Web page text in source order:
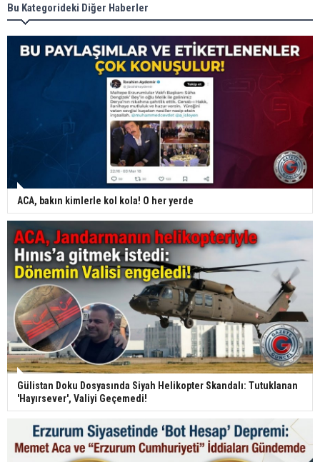
Bu Kategorideki Diğer Haberler
ACA, bakın kimlerle kol kola! O her yerde
Gülistan Doku Dosyasında Siyah Helikopter Skandalı: Tutuklanan
'Hayırsever', Valiyi Geçemedi!